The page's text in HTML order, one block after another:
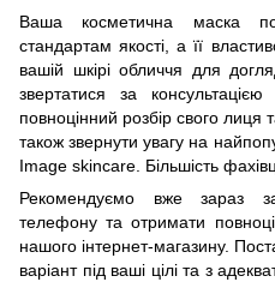
Ваша косметична маска
стандартам якості, а її
вашій шкірі обличчя для
звертатися за
повноцінний розбір свого лиця
також звернути увагу на
Image skincare. Більшість
Рекомендуємо вже зараз
телефону та отримати
нашого інтернет-магазину.
варіант під ваші цілі та з